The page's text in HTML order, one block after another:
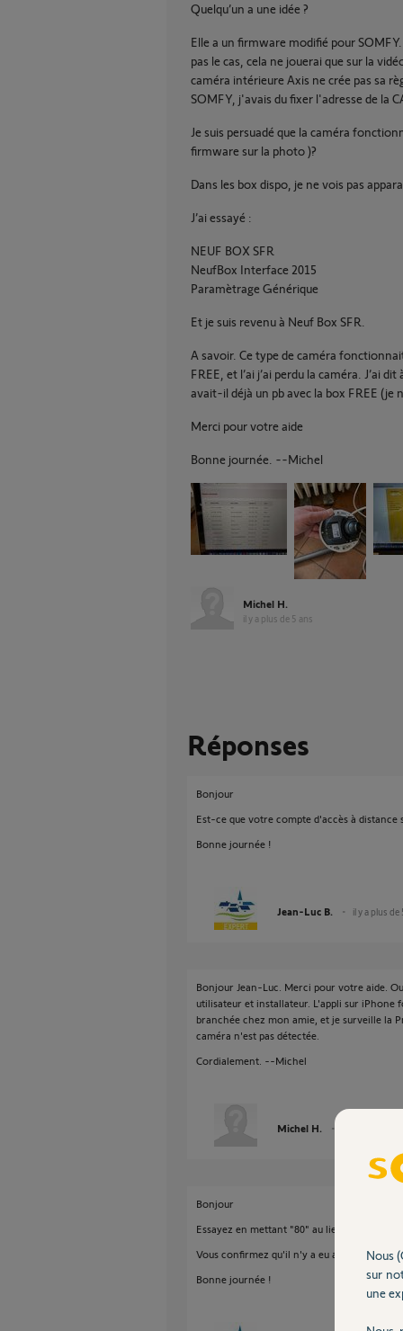
Quelqu’un a une idée ?
Elle a un firmware modifié pour
pas le cas, cela ne jouerai que sur la
caméra intérieure Axis ne crée pas sa
SOMFY, j'avais du fixer l'adresse de la
Je suis persuadé que la caméra
firmware sur la photo )?
Dans les box dispo, je ne vois pas
J’ai essayé :
NEUF BOX SFR
NeufBox Interface 2015
Paramètrage Générique
Et je suis revenu à Neuf Box SFR.
A savoir. Ce type de caméra
FREE, et l’ai j’ai perdu la caméra. J’ai
avait-il déjà un pb avec la box FREE (je
Merci pour votre aide
Bonne journée. --Michel
Michel H.
il y a plus de 5 ans
Réponses
Bonjour
Est-ce que votre compte d'accès à
Bonne journée !
Jean-Luc B. il y a plus de
Bonjour Jean-Luc. Merci pour votre aide.
utilisateur et installateur. L'appli sur iPhone
branchée chez mon amie, et je surveille la
caméra n'est pas détectée.
Cordialement. --Michel
Michel H.
Bonjour
Essayez en mettant "80" au lieu de "1024"
Vous confirmez qu'il n'y a eu aucun appui
Bonne journée !
Nous
sur
une